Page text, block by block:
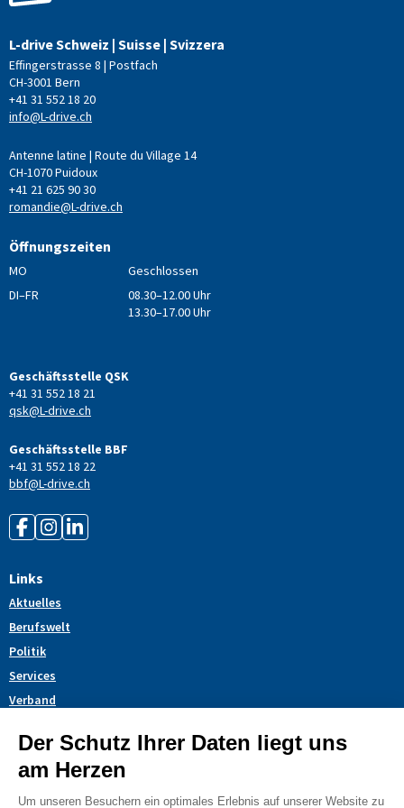
L-drive Schweiz | Suisse | Svizzera
Effingerstrasse 8 | Postfach
CH-3001 Bern
+41 31 552 18 20
info@L-drive.ch
Antenne latine | Route du Village 14
CH-1070 Puidoux
+41 21 625 90 30
romandie@L-drive.ch
Öffnungszeiten
MO
Geschlossen
DI–FR
08.30–12.00 Uhr
13.30–17.00 Uhr
Geschäftsstelle QSK
+41 31 552 18 21
qsk@L-drive.ch
Geschäftsstelle BBF
+41 31 552 18 22
bbf@L-drive.ch
Links
Aktuelles
Berufswelt
Politik
Services
Verband
Blog
AGB